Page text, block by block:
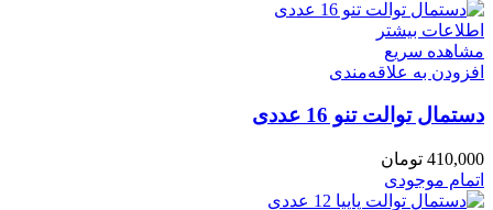
اطلاعات بیشتر
مشاهده سریع
افزودن به علاقه‌مندی
دستمال توالت تنو 16 عددی
410,000 تومان
اتمام موجودی